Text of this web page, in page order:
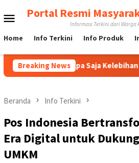
ke
Menu
Mobile
Portal Resmi
Informasi Terkini dari Warga
Home Info Terkini Info Produk
Breaking News
Apa Saja Kelebihan Portal
Beranda Info Terkini
Pos Indonesia
Era Digital untuk
UMKM